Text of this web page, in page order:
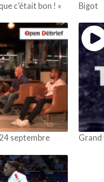
c’était bon ! »
Bigot
septembre Grand